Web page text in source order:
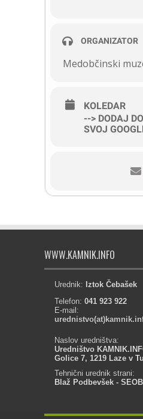
ORGANIZATOR
Medobčinski
KOLEDAR
--> DODAJ
SVOJ
WWW.KAMNIK.INFO
Urednik: Iztok Čebašek
Telefon: 041 923 922
E-mail:
Naslov uredništva:
Uredništvo
Golice 7, 1219 Laze v
Tehnični urednik strani:
Blaž Podbevšek -